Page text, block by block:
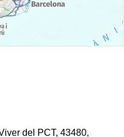
del PCT, 43480,